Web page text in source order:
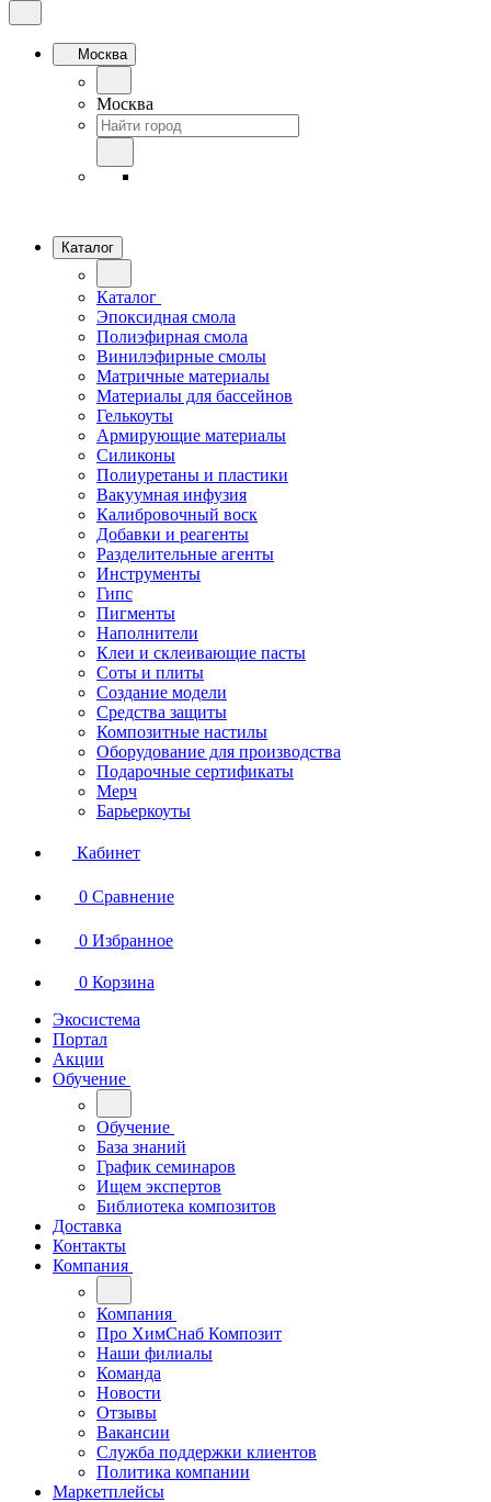
Москва
Москва
Каталог
Каталог
Эпоксидная смола
Полиэфирная смола
Винилэфирные смолы
Матричные материалы
Материалы для бассейнов
Гелькоуты
Армирующие материалы
Силиконы
Полиуретаны и пластики
Вакуумная инфузия
Калибровочный воск
Добавки и реагенты
Разделительные агенты
Инструменты
Гипс
Пигменты
Наполнители
Клеи и склеивающие пасты
Соты и плиты
Создание модели
Средства защиты
Композитные настилы
Оборудование для производства
Подарочные сертификаты
Мерч
Барьеркоуты
Кабинет
0 Сравнение
0 Избранное
0 Корзина
Экосистема
Портал
Акции
Обучение
Обучение
База знаний
График семинаров
Ищем экспертов
Библиотека композитов
Доставка
Контакты
Компания
Компания
Про ХимСнаб Композит
Наши филиалы
Команда
Новости
Отзывы
Вакансии
Служба поддержки клиентов
Политика компании
Маркетплейсы